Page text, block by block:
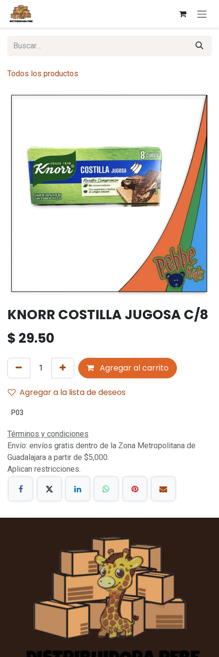
Ir al contenido
Todos los productos
KNORR COSTILLA JUGOSA C/8
$ 29.50
Agregar al carrito
Agregar a la lista de deseos
P03
Términos y condiciones
Envío: envíos gratis dentro de la Zona Metropolitana de
Guadalajara a partir de $5,000.
Aplican restricciones.